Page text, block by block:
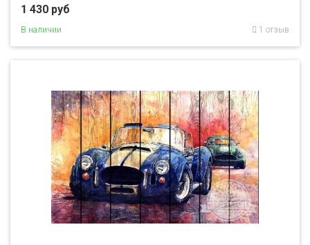
1 430 руб
В наличии 1 отзыв